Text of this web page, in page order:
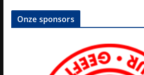
Onze sponsors